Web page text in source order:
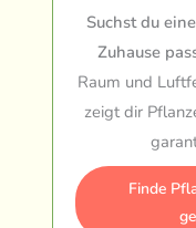
Suchst du
Zuhause
Raum und
zeigt dir
Finde